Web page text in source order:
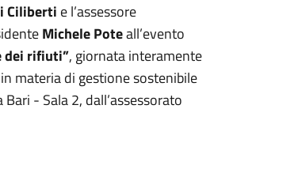
Ciliberti e l’assessore
Michele Poteall’evento
dei rifiuti”, giornata interamente
materia di gestione sostenibile
- Sala 2, dall’assessorato